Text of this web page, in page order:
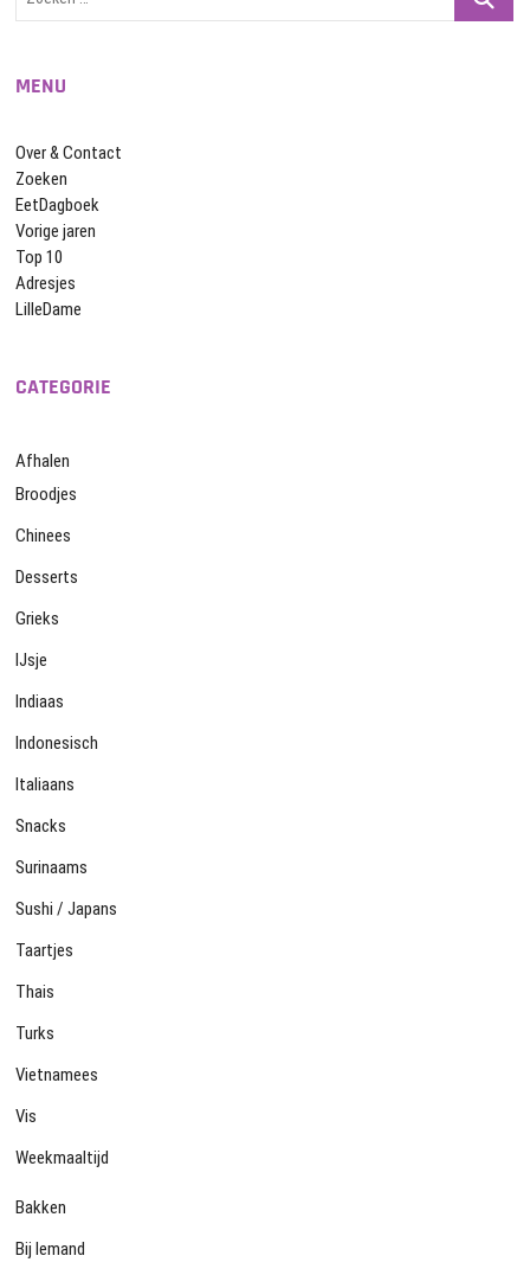
MENU
Over & Contact
Zoeken
EetDagboek
Vorige jaren
Top 10
Adresjes
LilleDame
CATEGORIE
Afhalen
Broodjes
Chinees
Desserts
Grieks
IJsje
Indiaas
Indonesisch
Italiaans
Snacks
Surinaams
Sushi / Japans
Taartjes
Thais
Turks
Vietnamees
Vis
Weekmaaltijd
Bakken
Bij Iemand